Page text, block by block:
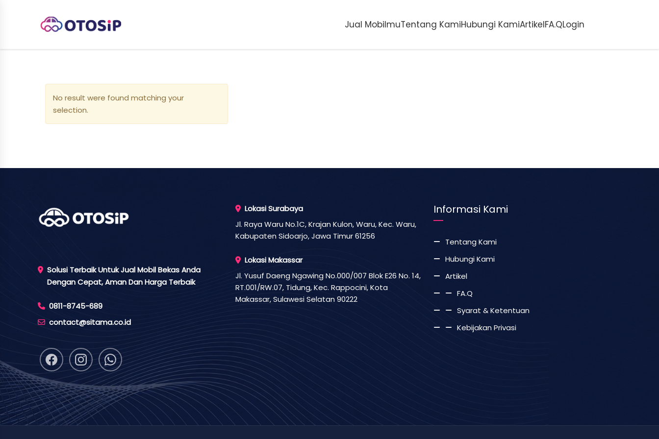
Jual MobilmuTentang KamiHubungi KamiArtikelFA.QLogin
No result were found matching your
selection.
Solusi Terbaik Untuk Jual Mobil Bekas Anda
Dengan Cepat, Aman Dan Harga Terbaik
0811-8745-689
contact@sitama.co.id
Lokasi Surabaya
Jl. Raya Waru No.1C, Krajan Kulon, Waru, Kec. Waru,
Kabupaten Sidoarjo, Jawa Timur 61256
Lokasi Makassar
Jl. Yusuf Daeng Ngawing No.000/007 Blok E26 No. 14,
RT.001/RW.07, Tidung, Kec. Rappocini, Kota
Makassar, Sulawesi Selatan 90222
Informasi Kami
Tentang Kami
Hubungi Kami
Artikel
FA.Q
Syarat & Ketentuan
Kebijakan Privasi